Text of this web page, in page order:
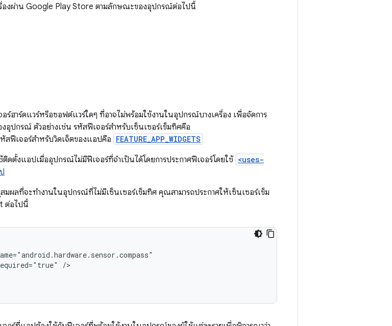
องผ่าน Google Play Store ตามลักษณะของอุปกรณ์ต่อไปนี้
ร์ฮาร์ดแวร์หรือซอฟต์แวร์ใดๆ ที่อาจไม่พร้อมใช้งานในอุปกรณ์บางเครื่อง เพื่อจัดการ
อุปกรณ์ ตัวอย่างเช่น รหัสฟีเจอร์สำหรับเซ็นเซอร์เข็มทิศคือ
สฟีเจอร์สำหรับวิดเจ็ตของแอปคือ FEATURE_APP_WIDGETS
ดตั้งแอปเมื่ออุปกรณ์ไม่มีฟีเจอร์ที่จำเป็นได้โดยการประกาศฟีเจอร์โดยใช้ <uses-
ผลที่จะทำงานในอุปกรณ์ที่ไม่มีเซ็นเซอร์เข็มทิศ คุณสามารถประกาศให้เซ็นเซอร์เข็ม
ต่อไปนี้